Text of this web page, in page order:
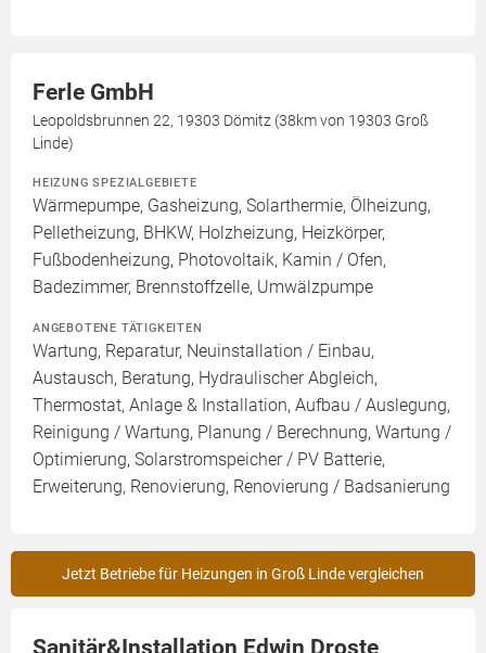
Ferle GmbH
Leopoldsbrunnen 22, 19303 Dömitz (38km von 19303 Groß
Linde)
HEIZUNG SPEZIALGEBIETE
Wärmepumpe, Gasheizung, Solarthermie, Ölheizung,
Pelletheizung, BHKW, Holzheizung, Heizkörper,
Fußbodenheizung, Photovoltaik, Kamin / Ofen,
Badezimmer, Brennstoffzelle, Umwälzpumpe
ANGEBOTENE TÄTIGKEITEN
Wartung, Reparatur, Neuinstallation / Einbau,
Austausch, Beratung, Hydraulischer Abgleich,
Thermostat, Anlage & Installation, Aufbau / Auslegung,
Reinigung / Wartung, Planung / Berechnung, Wartung /
Optimierung, Solarstromspeicher / PV Batterie,
Erweiterung, Renovierung, Renovierung / Badsanierung
Jetzt Betriebe für Heizungen in Groß Linde vergleichen
Sanitär&Installation Edwin Droste